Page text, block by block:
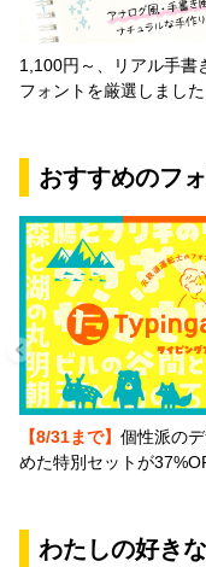
1,100円～、リアル手書
フォントを厳選しました
おすすめのフ
【8/31まで】 個性派の
めた特別セットが
わたしの好き